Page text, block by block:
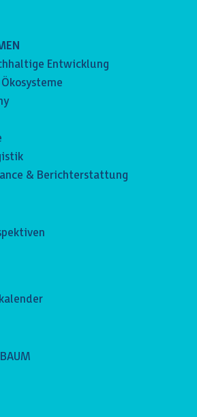
Entwicklung
& Berichterstattung